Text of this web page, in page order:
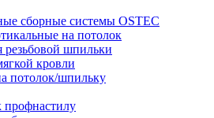
сборные системы OSTEC
на потолок
резьбовой шпильки
кровли
потолок/шпильку
профнастилу